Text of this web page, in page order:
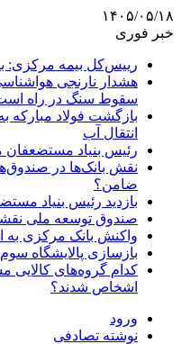
۱۴۰۵/۰۵/۱۸
خبر فوری
رییس‌کل بیمه مرکزی:
سقوط سنگ در راه
بازگشت فولاد مبارکه
انتقال آب
رئیس بنیاد
نقش بانک‌ها در
ضامن؟
بازدید رئیس بنیاد
صندوق توسعه ملی
واکنش بانک مرکزی به
بازسازی پالایشگاه
کدام گروه‌های کالایی
اشخاص شدند؟
ورود
نوشته تصادفی